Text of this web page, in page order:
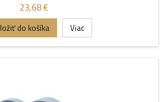
23,68 €
do košíka Viac